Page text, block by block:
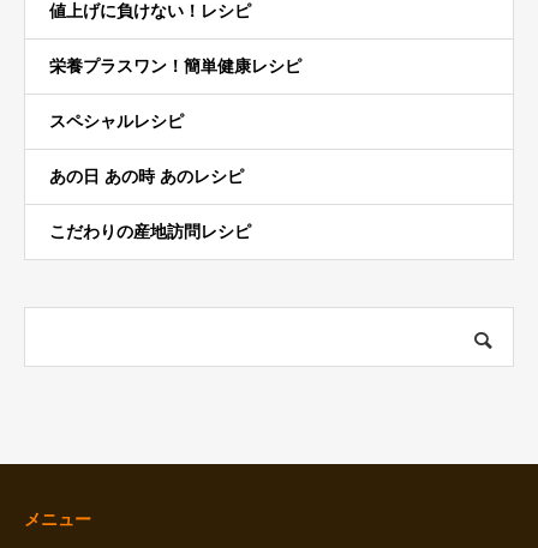
値上げに負けない！レシピ
栄養プラスワン！簡単健康レシピ
スペシャルレシピ
あの日 あの時 あのレシピ
こだわりの産地訪問レシピ
メニュー